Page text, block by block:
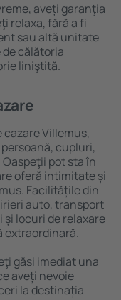
aveți garanţia
relaxa, fără a fi
sau altă unitate
de călătoria
liniştită.
Villemus,
cupluri,
pot sta în
oferă intimitate și
Facilitățile din
auto, transport
locuri de relaxare
extraordinară.
găsi imediat una
aveți nevoie
la destinația